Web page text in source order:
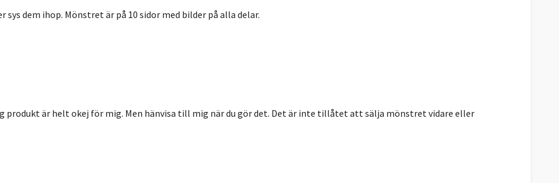
sys dem ihop. Mönstret är på 10 sidor med bilder på alla delar.
produkt är helt okej för mig. Men hänvisa till mig när du gör det. Det är inte tillåtet att sälja mönstret vidare eller